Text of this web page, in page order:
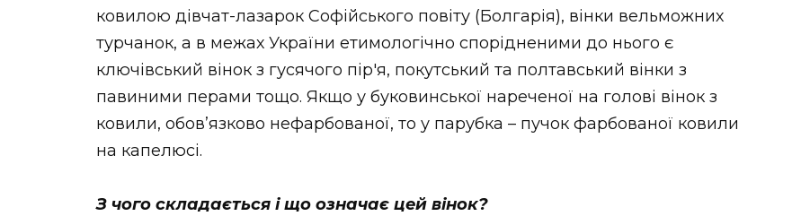
ковилою дівчат-лазарок Софійського повіту (Болгарія), вінки вельможних
турчанок, а в межах України етимологічно спорідненими до нього є
ключівський вінок з гусячого пір′я, покутський та полтавський вінки з
павиними перами тощо. Якщо у буковинської нареченої на голові вінок з
ковили, обов’язково нефарбованої, то у парубка – пучок фарбованої ковили
на капелюсі.
З чого складається і що означає цей вінок?